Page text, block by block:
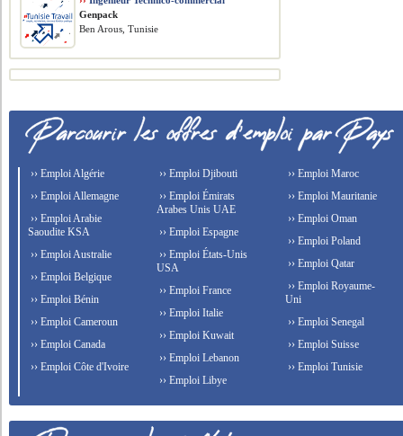
Genpack
Ben Arous, Tunisie
›› Emploi Algérie
›› Emploi Allemagne
›› Emploi Arabie
Saoudite KSA
›› Emploi Australie
›› Emploi Belgique
›› Emploi Bénin
›› Emploi Cameroun
›› Emploi Canada
›› Emploi Côte d'Ivoire
›› Emploi Djibouti
›› Emploi Émirats
Arabes Unis UAE
›› Emploi Espagne
›› Emploi États-Unis
USA
›› Emploi France
›› Emploi Italie
›› Emploi Kuwait
›› Emploi Lebanon
›› Emploi Libye
›› Emploi Maroc
›› Emploi Mauritanie
›› Emploi Oman
›› Emploi Poland
›› Emploi Qatar
›› Emploi Royaume-
Uni
›› Emploi Senegal
›› Emploi Suisse
›› Emploi Tunisie